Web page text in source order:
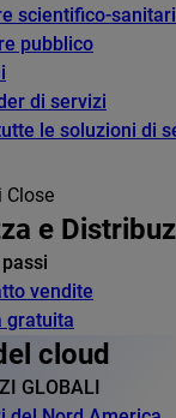
scientifico-
pubblico
di servizi
le soluzioni di
Close
e
vendite
gratuita
cloud
GLOBALI